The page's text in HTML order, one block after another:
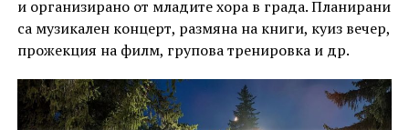
и организирано от младите хора в града. Планирани
са музикален концерт, размяна на книги, куиз вечер,
прожекция на филм, групова тренировка и др.